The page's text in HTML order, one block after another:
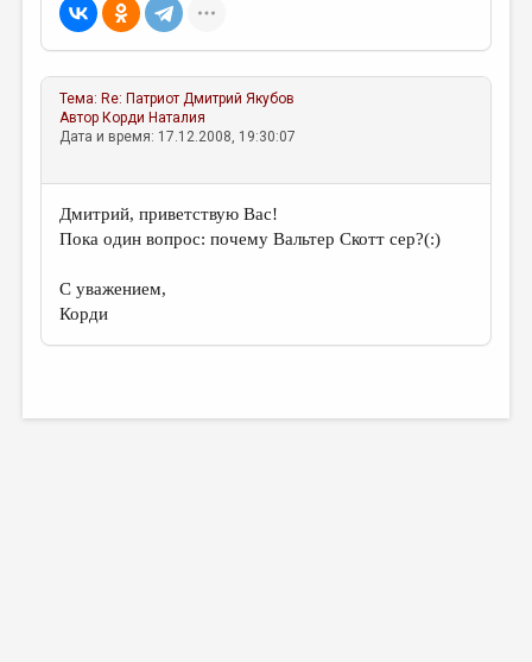
Тема: Re: Патриот Дмитрий Якубов
Автор Корди Наталия
Дата и время: 17.12.2008, 19:30:07
Дмитрий, приветствую Вас!
Пока один вопрос: почему Вальтер Скотт сер?(:)
С уважением,
Корди